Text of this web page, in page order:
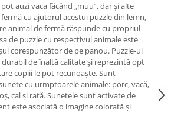
auzi vaca făcând „muu”, dar și alte
cu ajutorul acestui puzzle din lemn,
animal de fermă răspunde cu propriul
de puzzle cu respectivul animale este
corespunzător de pe panou. Puzzle-ul
de înaltă calitate și reprezintă opt
copiii le pot recunoaște. Sunt
cu urmptoarele animale: porc, vacă,
cal și rață. Sunetele sunt activate de
este asociată o imagine colorată și